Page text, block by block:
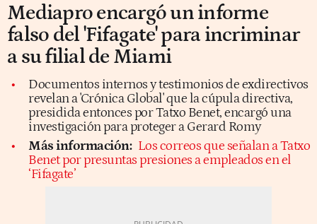
Mediapro encargó un informe
falso del 'Fifagate' para incriminar
a su filial de Miami
Documentos internos y testimonios de exdirectivos
revelan a 'Crónica Global' que la cúpula directiva,
presidida entonces por Tatxo Benet, encargó una
investigación para proteger a Gerard Romy
Más información: Los correos que señalan a Tatxo
Benet por presuntas presiones a empleados en el
‘Fifagate’